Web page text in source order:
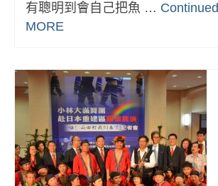
有聰明到會自己把魚 … Continued
MORE